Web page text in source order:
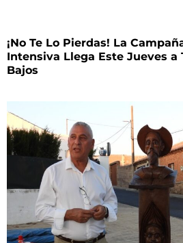
¡No Te Lo Pierdas! La
Intensiva Llega Este Jueves a
Bajos